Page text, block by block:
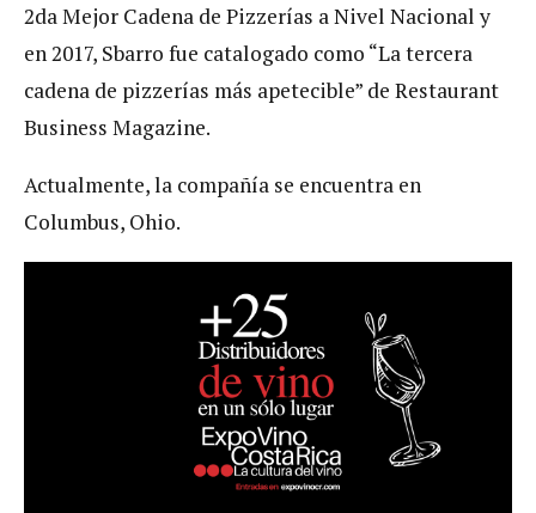
2da Mejor Cadena de Pizzerías a Nivel Nacional y
en 2017, Sbarro fue catalogado como “La tercera
cadena de pizzerías más apetecible” de Restaurant
Business Magazine.
Actualmente, la compañía se encuentra en
Columbus, Ohio.